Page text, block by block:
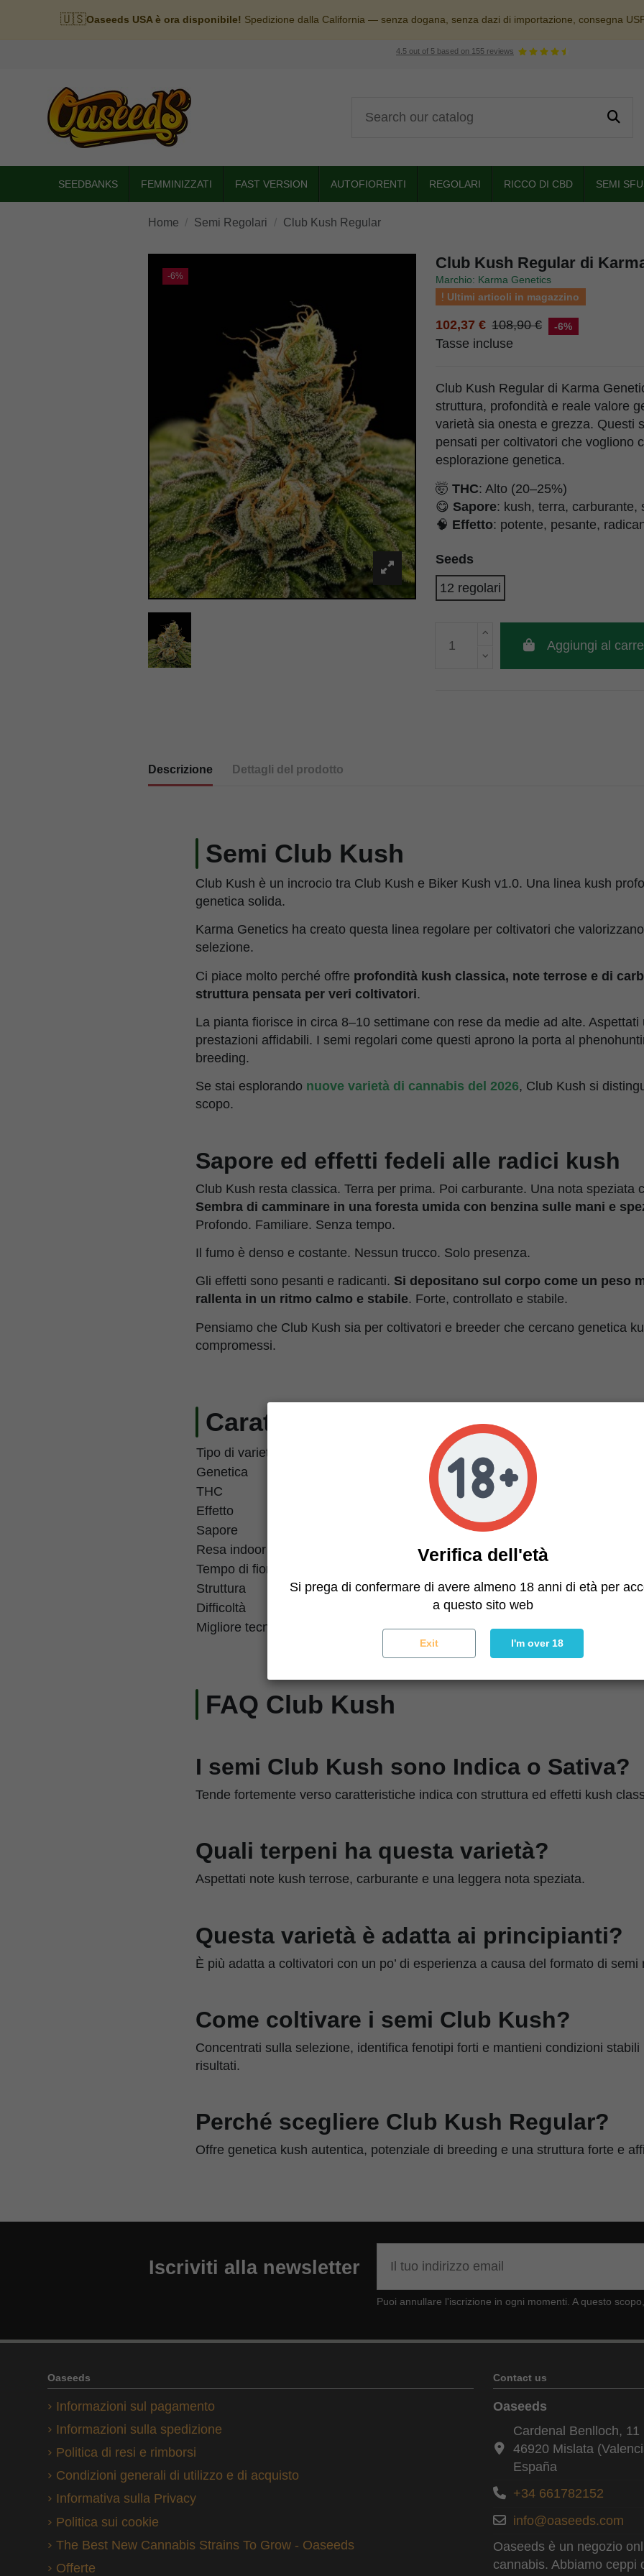
🇺🇸Oaseeds USA è ora disponibile! Spedizione dalla California — senza dogana, senza dazi di importazione, consegna
4.5 out of 5 based on 155 reviews
SEEDBANKS FEMMINIZZATI FAST VERSION AUTOFIORENTI REGOLARI RICCO DI CBD SEMI
Home Semi Regolari Club Kush Regular
-6%
Club Kush Regular di
Marchio: Karma Genetics
Ultimi articoli in magazzino
102,37 € 108,90 € -6%
Tasse incluse
Club Kush Regular di Karma
struttura, profondità e reale valore
varietà sia onesta e grezza. Questi
pensati per coltivatori che vogliono
esplorazione genetica.
🤯 THC: Alto (20–25%)
😋 Sapore: kush, terra, carburante,
🧠 Effetto: potente, pesante,
Seeds
12 regolari
Aggiungi al
Descrizione Dettagli del prodotto
Semi Club Kush
Club Kush è un incrocio tra Club Kush e Biker Kush v1.0. Una linea kush
genetica solida.
Karma Genetics ha creato questa linea regolare per coltivatori che
selezione.
Ci piace molto perché offre profondità kush classica, note terrose e di
struttura pensata per veri coltivatori.
La pianta fiorisce in circa 8–10 settimane con rese da medie ad alte.
prestazioni affidabili. I semi regolari come questi aprono la porta al
breeding.
Se stai esplorando nuove varietà di cannabis del 2026, Club Kush si
scopo.
Sapore ed effetti fedeli alle radici kush
Club Kush resta classica. Terra per prima. Poi carburante. Una nota speziata
Sembra di camminare in una foresta umida con benzina sulle mani e
Profondo. Familiare. Senza tempo.
Il fumo è denso e costante. Nessun trucco. Solo presenza.
Gli effetti sono pesanti e radicanti. Si depositano sul corpo come un peso
rallenta in un ritmo calmo e stabile. Forte, controllato e stabile.
Pensiamo che Club Kush sia per coltivatori e breeder che cercano genetica
compromessi.
Caratteristiche Club Kush
Tipo di varietà
Genetica
Club Kush x Biker Kush v1.0
THC
Effetto
Potente, pesante, radicante
Sapore
Kush, terra, carburante, spezie
Resa indoor
Media-alta
Tempo di fioritura
Struttura
Struttura kush forte e stabile
Difficoltà
Migliore tecnica di coltivazione
Phenohunting per selezionare espressioni élite
FAQ Club Kush
I semi Club Kush sono Indica o Sativa?
Tende fortemente verso caratteristiche indica con struttura ed effetti kush
Quali terpeni ha questa varietà?
Aspettati note kush terrose, carburante e una leggera nota speziata.
Questa varietà è adatta ai principianti?
È più adatta a coltivatori con un po’ di esperienza a causa del formato di semi
Come coltivare i semi Club Kush?
Concentrati sulla selezione, identifica fenotipi forti e mantieni condizioni
risultati.
Perché scegliere Club Kush Regular?
Offre genetica kush autentica, potenziale di breeding e una struttura forte e
Iscriviti alla newsletter
Puoi annullare l'iscrizione in ogni momenti. A questo
Oaseeds
Informazioni sul pagamento
Informazioni sulla spedizione
Politica di resi e rimborsi
Condizioni generali di utilizzo e di acquisto
Informativa sulla Privacy
Politica sui cookie
The Best New Cannabis Strains To Grow - Oaseeds
Offerte
Contact us
Oaseeds
Cardenal Benlloch, 11
46920 Mislata
España
+34 661782152
info@oaseeds.com
Oaseeds è un negozio
cannabis. Abbiamo ceppi
Verifica dell'età
Si prega di confermare di avere almeno 18 anni di età per
a questo sito web
Exit I'm over 18